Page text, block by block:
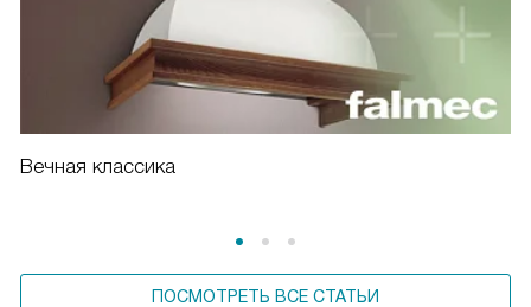
Вечная классика
ПОСМОТРЕТЬ ВСЕ СТАТЬИ